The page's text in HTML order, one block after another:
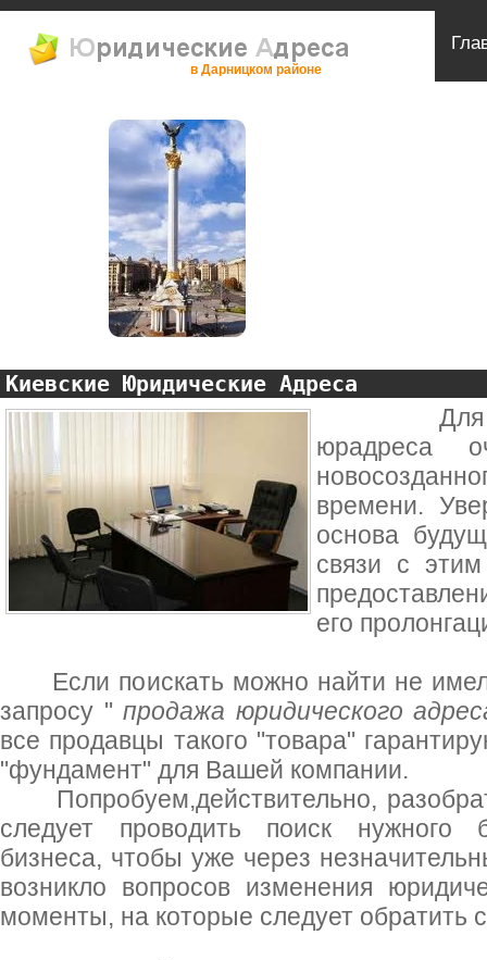
в Дарницком районе
Киевские Юридические Адреса
Для
юрадреса
времени.
основа
связи с
его
Если поискать можно найти не
запросу " продажа юридического
все продавцы такого "товара"
"фундамент" для Вашей компании.
Попробуем,действительно,
следует проводить поиск нужного
бизнеса, чтобы уже через
возникло вопросов изменения
моменты, на которые следует обратить